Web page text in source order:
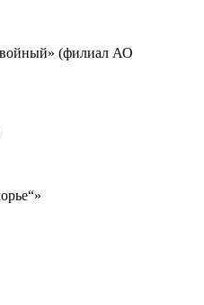
(филиал АО